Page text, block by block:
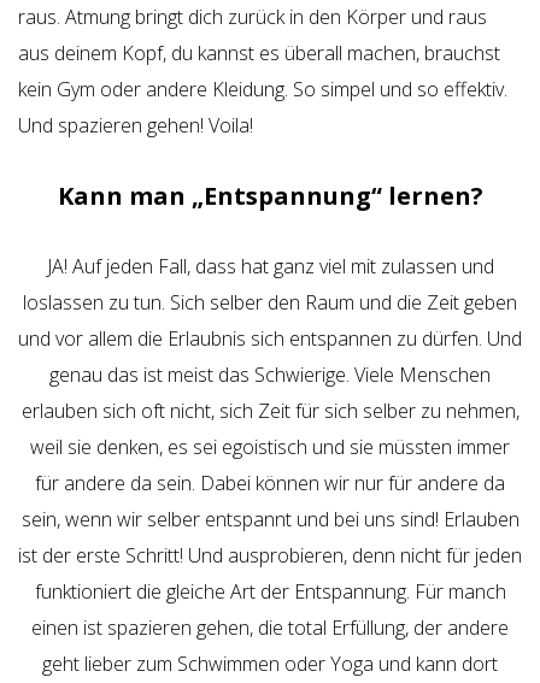
raus. Atmung bringt dich zurück in den Körper und raus
aus deinem Kopf, du kannst es überall machen, brauchst
kein Gym oder andere Kleidung. So simpel und so effektiv.
Und spazieren gehen! Voila!
Kann man „Entspannung“ lernen?
JA! Auf jeden Fall, dass hat ganz viel mit zulassen und
loslassen zu tun. Sich selber den Raum und die Zeit geben
und vor allem die Erlaubnis sich entspannen zu dürfen. Und
genau das ist meist das Schwierige. Viele Menschen
erlauben sich oft nicht, sich Zeit für sich selber zu nehmen,
weil sie denken, es sei egoistisch und sie müssten immer
für andere da sein. Dabei können wir nur für andere da
sein, wenn wir selber entspannt und bei uns sind! Erlauben
ist der erste Schritt! Und ausprobieren, denn nicht für jeden
funktioniert die gleiche Art der Entspannung. Für manch
einen ist spazieren gehen, die total Erfüllung, der andere
geht lieber zum Schwimmen oder Yoga und kann dort